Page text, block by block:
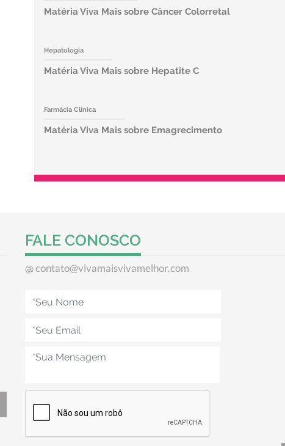
Matéria Viva Mais sobre Câncer Colorretal
Hepatologia
Matéria Viva Mais sobre Hepatite C
Farmácia Clínica
Matéria Viva Mais sobre Emagrecimento
FALE CONOSCO
@contato@vivamaisvivamelhor.com